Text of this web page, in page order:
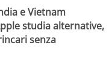
e Vietnam
studia alternative,
senza